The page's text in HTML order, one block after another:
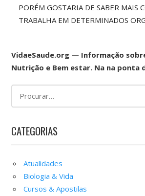
PORÉM GOSTARIA DE SABER MAIS
TRABALHA EM DETERMINADOS
VidaeSaude.org — Informação
Nutrição e Bem estar. Na na ponta
CATEGORIAS
Atualidades
Biologia & Vida
Cursos & Apostilas